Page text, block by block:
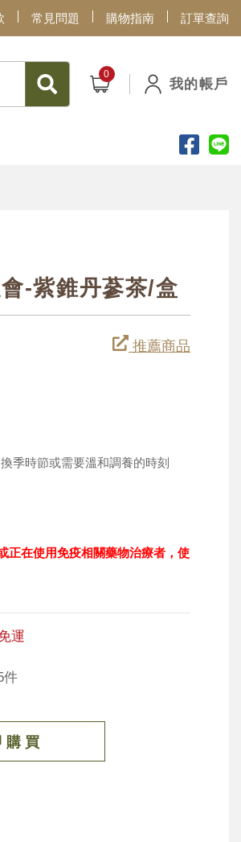
常見問題 購物指南 訂單查詢
我的帳戶
-紫錐丹蔘茶/盒
推薦商品
季時節或需要溫和調養的時刻
正在使用免疫相關藥物治療者，使
運
件
購 買